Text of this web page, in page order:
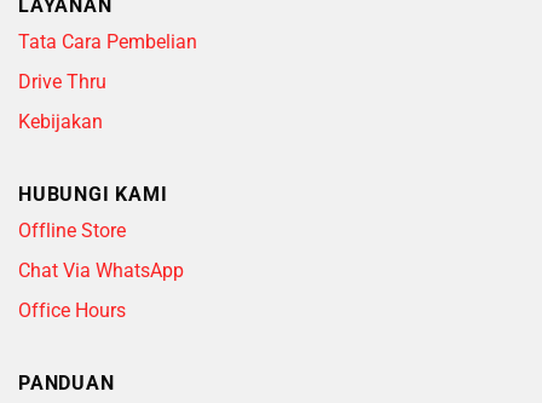
LAYANAN
Tata Cara Pembelian
Drive Thru
Kebijakan
HUBUNGI KAMI
Offline Store
Chat Via WhatsApp
Office Hours
PANDUAN